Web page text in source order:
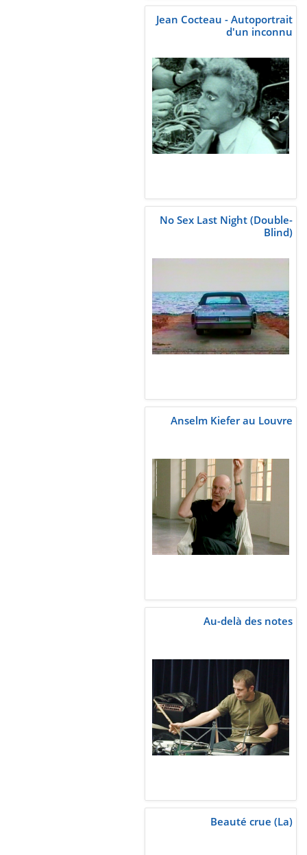
Jean Cocteau - Autoportrait
d'un inconnu
No Sex Last Night (Double-
Blind)
Anselm Kiefer au Louvre
Au-delà des notes
Beauté crue (La)